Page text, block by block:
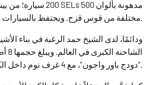
مختلفة من قوس قزح. ويحتفظ بالسيارات في هرم عملاق.
ودائمًا، لدى الشيخ حمد الرغبة في بناء
“دودج باور واجون”، مع 4 غرف نوم داخل الكابينة الخاصة بها.